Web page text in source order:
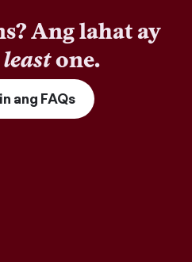
Ang lahat ay
one.
ang FAQs